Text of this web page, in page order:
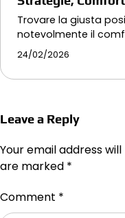
Trovare la giusta
notevolmente il
24/02/2026
Leave a Reply
Your email address
are marked *
Comment *